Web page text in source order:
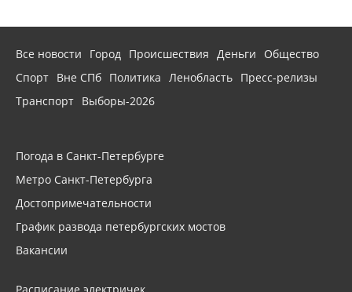
Все новости Город Происшествия Деньги
Общество
Спорт Вне СПб Политика Ленобласть Пресс-релизы
Транспорт Выборы-2026
Погода в Санкт-Петербурге
Метро Санкт-Петербурга
Достопримечательности
График развода петербургских мостов
Вакансии